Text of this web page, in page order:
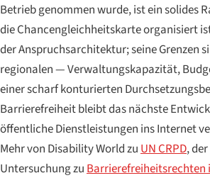
Betrieb genommen wurde, ist ein solides
die Chancengleichheitskarte organisiert
der Anspruchsarchitektur; seine Grenzen
regionalen — Verwaltungskapazität,
einer scharf konturierten
Barrierefreiheit bleibt das nächste
öffentliche Dienstleistungen ins Internet
Mehr von Disability World zu UN CRPD,
Untersuchung zu Barrierefreiheitsrechten